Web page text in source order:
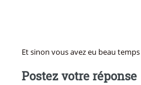
Et sinon vous avez eu beau
Postez votre réponse